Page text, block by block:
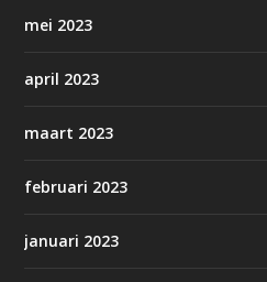
mei 2023
april 2023
maart 2023
februari 2023
januari 2023